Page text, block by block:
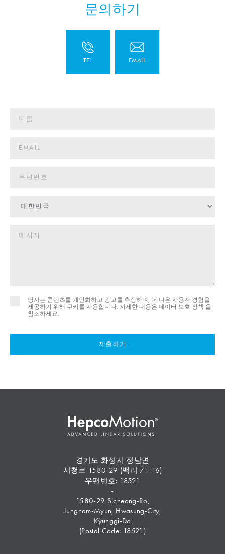
당사는 콘텐츠를 개인화하고 광고를 측정하며, 더 나은 사용자 경험을
제공하기 위해 쿠키를 사용합니다. 자세한 내용은 데이터 보호 정책 을
참조하세요.
제출하기
경기도 화성시 정남면
시청로 1580-29 (백리 71-16)
우편번호: 18521
-
1580-29 Sicheong-Ro,
Jungnam-Myun, Hwasung-City,
Kyunggi-Do
(Postal Code: 18521)